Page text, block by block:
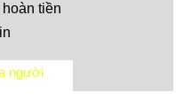
tiền
người